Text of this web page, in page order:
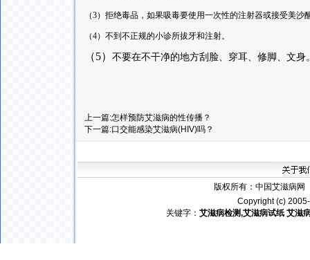
（3） 拒绝毒品，如果吸毒要使用一次性的注射器或接受美沙
（4） 不到不正规的小诊所拔牙和注射。
（5） 不要在不干净的地方刮脸、穿耳、修脚、文
上一篇:怎样预防艾滋病的性传播？
下一篇:口交能感染艾滋病(HIV)吗？
版权所有： 中国艾滋病网
Copyright (c)
关键字： 艾滋病检测,艾滋病试纸 艾滋